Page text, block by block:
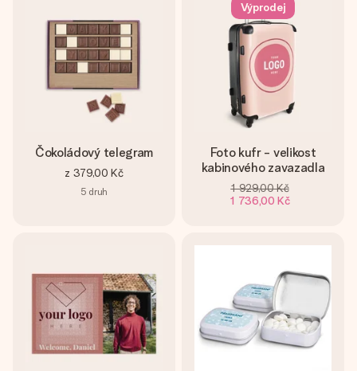
Čokoládový telegram
z 379,00 Kč
5 druh
Výprodej
Foto kufr - velikost
kabinového zavazadla
1 929,00 Kč
1 736,00 Kč